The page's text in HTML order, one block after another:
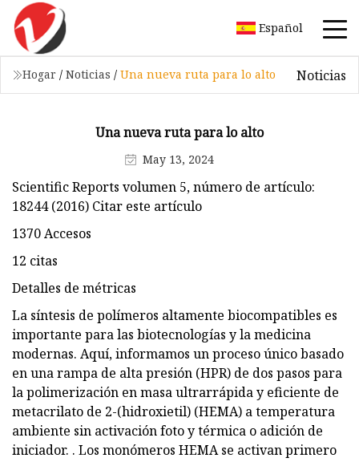
Español
Hogar / Noticias / Una nueva ruta para lo alto Noticias
Una nueva ruta para lo alto
May 13, 2024
Scientific Reports volumen 5, número de artículo:
18244 (2016) Citar este artículo
1370 Accesos
12 citas
Detalles de métricas
La síntesis de polímeros altamente biocompatibles es
importante para las biotecnologías y la medicina
modernas. Aquí, informamos un proceso único basado
en una rampa de alta presión (HPR) de dos pasos para
la polimerización en masa ultrarrápida y eficiente de
metacrilato de 2-(hidroxietil) (HEMA) a temperatura
ambiente sin activación foto y térmica o adición de
iniciador. . Los monómeros HEMA se activan primero